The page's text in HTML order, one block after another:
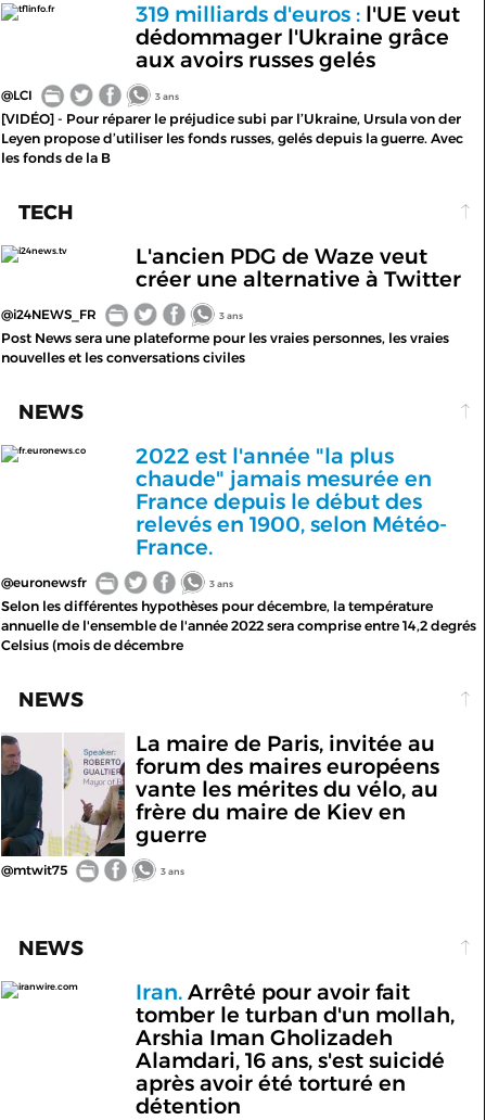
tf1info.fr 319 milliards d'euros :l'UE veut
dédommager l'Ukraine grâce
aux avoirs russes gelés
@LCI 3 ans
[VIDÉO] - Pour réparer le préjudice subi par l’Ukraine, Ursula von der
Leyen propose d’utiliser les fonds russes, gelés depuis la guerre. Avec
les fonds de la B
TECH
i24news.tv
L'ancien PDG de Waze veut
créer une alternative à Twitter
@i24NEWS_FR 3 ans
Post News sera une plateforme pour les vraies personnes, les vraies
nouvelles et les conversations civiles
NEWS
fr.euronews.co
2022 est l'année "la plus
chaude" jamais mesurée en
France depuis le début des
relevés en 1900, selon Météo-
France.
@euronewsfr 3 ans
Selon les différentes hypothèses pour décembre, la température
annuelle de l'ensemble de l'année 2022 sera comprise entre 14,2 degrés
Celsius (mois de décembre
NEWS
La maire de Paris, invitée au
forum des maires européens
vante les mérites du vélo, au
frère du maire de Kiev en
guerre
@mtwit75 3 ans
NEWS
iranwire.com Iran.Arrêté pour avoir fait
tomber le turban d'un mollah,
Arshia Iman Gholizadeh
Alamdari, 16 ans, s'est suicidé
après avoir été torturé en
détention